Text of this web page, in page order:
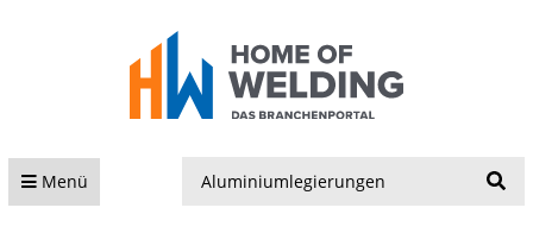
Menü